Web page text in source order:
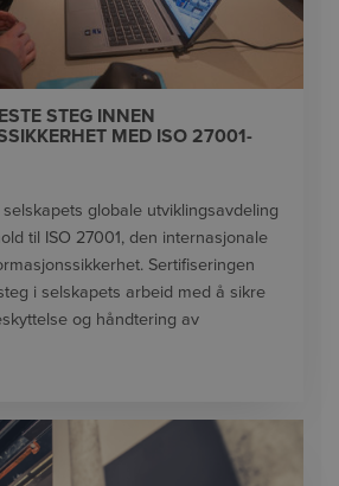
STEG INNEN
MED ISO 27001-
globale utviklingsavdeling
til ISO 27001, den internasjonale
Sertifiseringen
i selskapets arbeid med å sikre
og håndtering av